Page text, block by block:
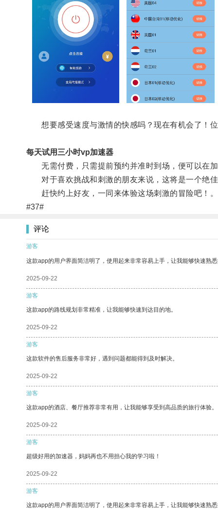
想要感受速度与激情的快感吗？现在有机会了！位
每天试用三小时vp加速器
无需付费，只需提前预约并准时到场，便可以在
对于喜欢挑战和刺激的朋友来说，这将是一个绝佳
赶快约上好友，一同来体验这场刺激的冒险吧！。
#37#
评论
游客
这款app的用户界面简洁明了，使用起来非常容易上手，让我能够快速熟
2025-09-22
游客
这款app的路线规划非常精准，让我能够快速到达目的地。
2025-09-22
游客
这款软件的售后服务非常好，遇到问题都能得到及时解决。
2025-09-22
游客
这款app的酒店、餐厅推荐非常有用，让我能够享受到高品质的旅行体验。
2025-09-22
游客
超级好用的加速器，妈妈再也不用担心我的学习啦！
2025-09-22
游客
这款app的用户界面简洁明了，使用起来非常容易上手，让我能够快速熟